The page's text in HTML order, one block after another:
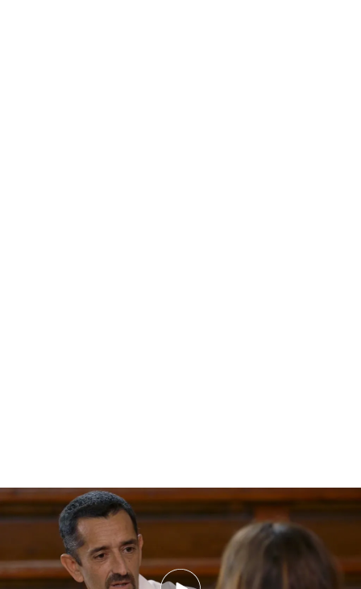
Pedro Cavanas ha explicado que con los
trasplantes de cara se da humanidad a una
persona que ya no la tenía. Además, ha relatado